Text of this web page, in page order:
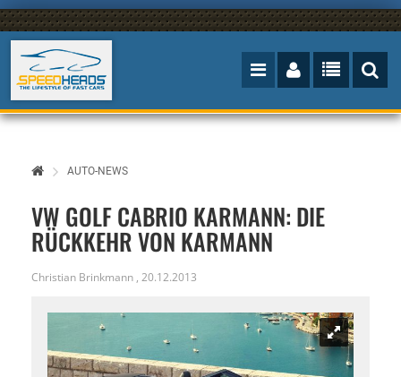
AUTO-NEWS
VW GOLF CABRIO KARMANN: DIE
RÜCKKEHR VON KARMANN
Christian Brinkmann , 20.12.2013